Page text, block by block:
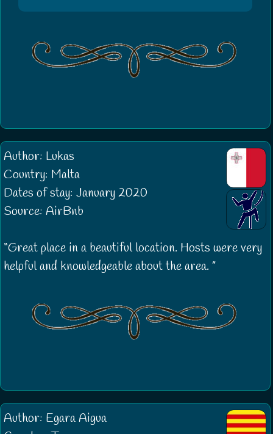
Author: Lukas
Country: Malta
Dates of stay: January 2020
Source: AirBnb
Great place in a beautiful location. Hosts were very
helpful and knowledgeable about the area.
Author: Egara Aigua